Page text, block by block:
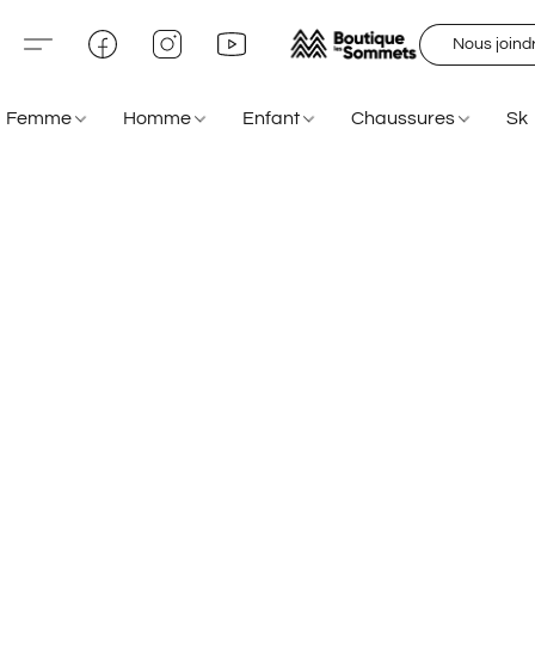
Nous
Femme Homme Enfant Chaussures